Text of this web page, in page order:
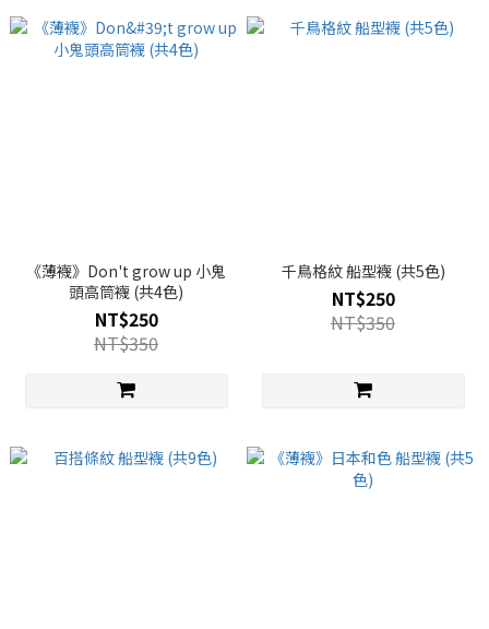
《薄襪》Don't grow up 小鬼
頭高筒襪 (共4色)
NT$250
NT$350
千鳥格紋 船型襪 (共5色)
NT$250
NT$350